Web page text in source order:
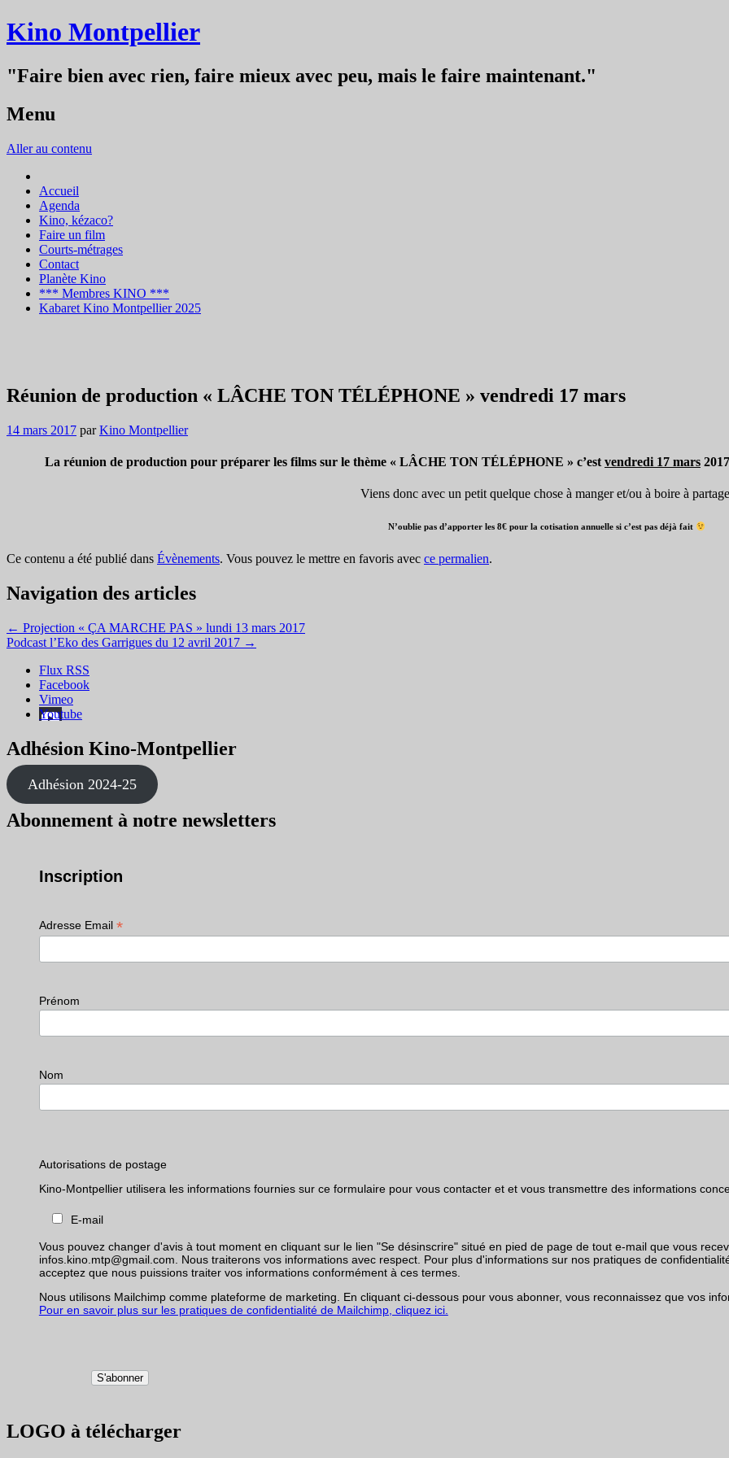
Kino Montpellier
"Faire bien avec rien, faire mieux avec peu, mais le faire maintenant."
Menu
Aller au contenu
Accueil
Agenda
Kino, kézaco?
Faire un film
Courts-métrages
Contact
Planète Kino
*** Membres KINO ***
Kabaret Kino Montpellier 2025
Réunion de production « LÂCHE TON TÉLÉPHONE » vendredi 17 mars
14 mars 2017 parKino Montpellier
La réunion de production pour préparer les films sur le thème « LÂCHE TON TÉLÉPHONE » c’est vendredi 17 mars
Viens donc avec un petit quelque chose à manger et/ou à boire à
N’oublie pas d’apporter les 8€ pour la cotisation annuelle si c’est pas déjà fait
Ce contenu a été publié dans Évènements. Vous pouvez le mettre en favoris avec ce permalien.
Navigation des articles
← Projection « ÇA MARCHE PAS » lundi 13 mars 2017
Podcast l’Eko des Garrigues du 12 avril 2017 →
Flux RSS
Facebook
Vimeo
Youtube
Adhésion Kino-Montpellier
Adhésion 2024-25
Abonnement à notre newsletters
Inscription
Adresse Email *
Prénom
Nom
Autorisations de postage
Kino-Montpellier utilisera les informations fournies sur ce formulaire pour vous contacter et et vous transmettre des informations
E-mail
Vous pouvez changer d'avis à tout moment en cliquant sur le lien "Se désinscrire" situé en pied de page de tout e-mail que vous
infos.kino.mtp@gmail.com. Nous traiterons vos informations avec respect. Pour plus d'informations sur nos pratiques de
acceptez que nous puissions traiter vos informations conformément à ces termes.
Nous utilisons Mailchimp comme plateforme de marketing. En cliquant ci-dessous pour vous abonner, vous reconnaissez que vos
Pour en savoir plus sur les pratiques de confidentialité de Mailchimp, cliquez ici.
LOGO à télécharger